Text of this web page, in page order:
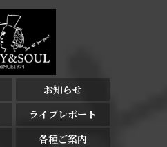
お知らせ
ライブレポート
各種ご案内